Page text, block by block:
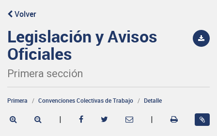
Volver
Legislación y Avisos
Oficiales
Primera sección
Primera Convenciones Colectivas de Trabajo Detalle
| |